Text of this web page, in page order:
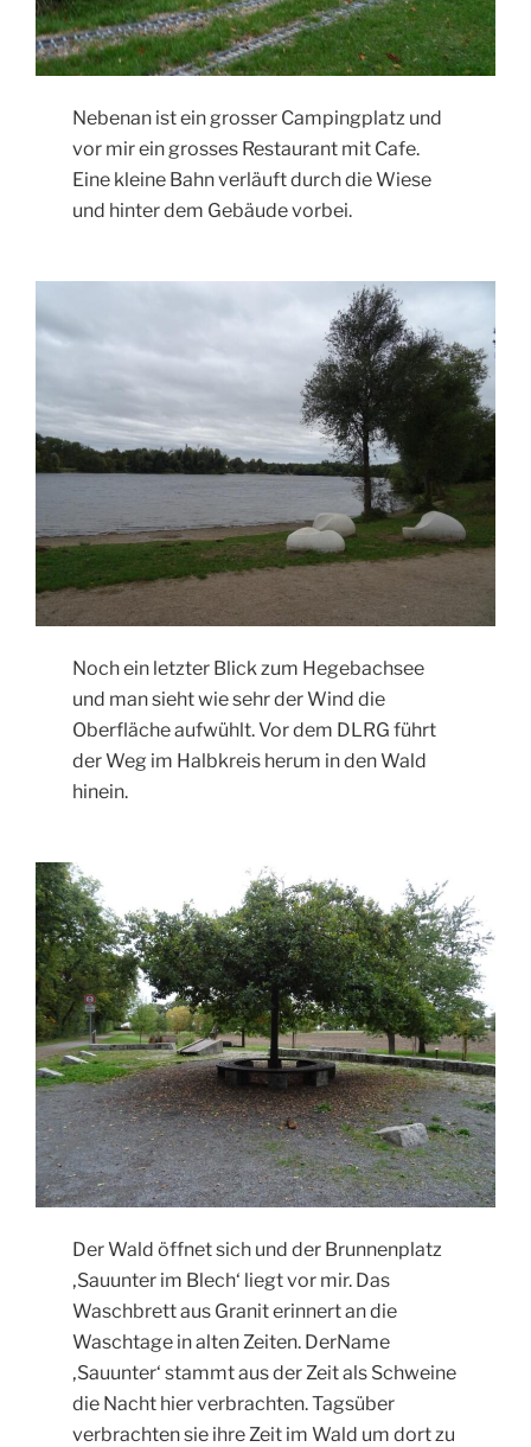
Nebenan ist ein grosser Campingplatz und
vor mir ein grosses Restaurant mit Cafe.
Eine kleine Bahn verläuft durch die Wiese
und hinter dem Gebäude vorbei.
Noch ein letzter Blick zum Hegebachsee
und man sieht wie sehr der Wind die
Oberfläche aufwühlt. Vor dem DLRG führt
der Weg im Halbkreis herum in den Wald
hinein.
Der Wald öffnet sich und der Brunnenplatz
‚Sauunter im Blech‘ liegt vor mir. Das
Waschbrett aus Granit erinnert an die
Waschtage in alten Zeiten. DerName
‚Sauunter‘ stammt aus der Zeit als Schweine
die Nacht hier verbrachten. Tagsüber
verbrachten sie ihre Zeit im Wald um dort zu